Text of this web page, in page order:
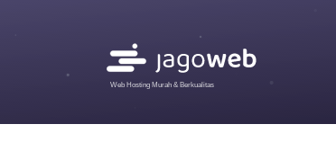
Web Hosting Murah & Berkualitas